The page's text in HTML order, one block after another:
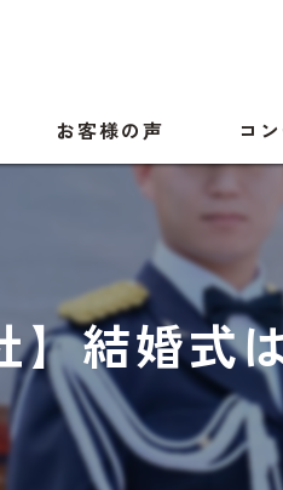
お客様の声 コ
】結婚式